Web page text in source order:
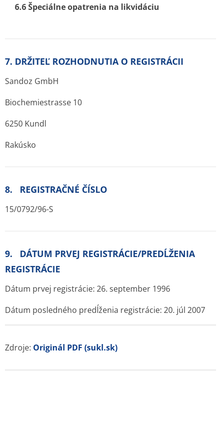
6.6 Špeciálne opatrenia na likvidáciu
7. DRŽITEĽ ROZHODNUTIA O REGISTRÁCII
Sandoz GmbH
Biochemiestrasse 10
6250 Kundl
Rakúsko
8. REGISTRAČNÉ ČÍSLO
15/0792/96-S
9. DÁTUM PRVEJ REGISTRÁCIE/PREDĹŽENIA
REGISTRÁCIE
Dátum prvej registrácie: 26. september 1996
Dátum posledného predĺženia registrácie: 20. júl 2007
Zdroje: Originál PDF (sukl.sk)